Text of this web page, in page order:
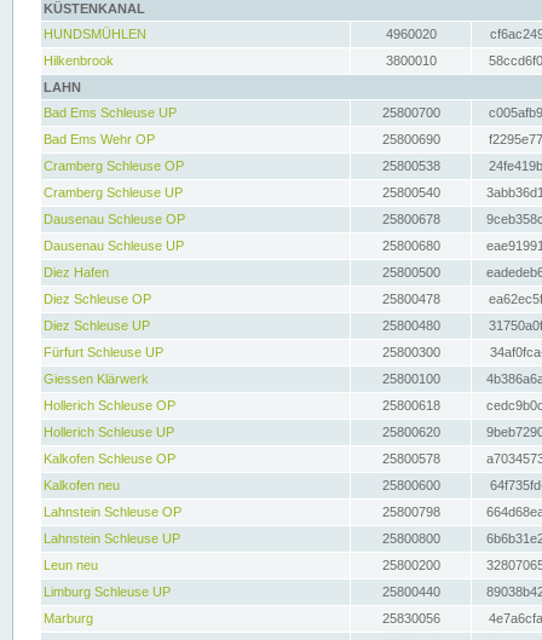
KÜSTENKANAL
HUNDSMÜHLEN
4960020
Hilkenbrook
3800010
LAHN
Bad Ems Schleuse UP
25800700
Bad Ems Wehr OP
25800690
Cramberg Schleuse OP
25800538
Cramberg Schleuse UP
25800540
Dausenau Schleuse OP
25800678
Dausenau Schleuse UP
25800680
Diez Hafen
25800500
Diez Schleuse OP
25800478
Diez Schleuse UP
25800480
Fürfurt Schleuse UP
25800300
Giessen Klärwerk
25800100
Hollerich Schleuse OP
25800618
Hollerich Schleuse UP
25800620
Kalkofen Schleuse OP
25800578
Kalkofen neu
25800600
Lahnstein Schleuse OP
25800798
Lahnstein Schleuse UP
25800800
Leun neu
25800200
Limburg Schleuse UP
25800440
Marburg
25830056